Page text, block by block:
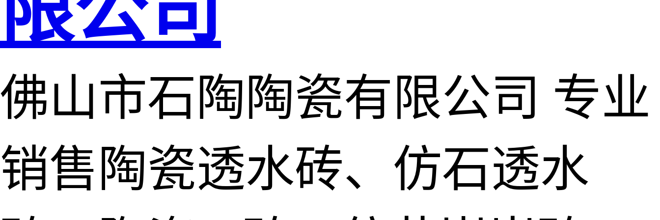
佛山市石陶陶瓷有限公司 专业
销售陶瓷透水砖、仿石透水